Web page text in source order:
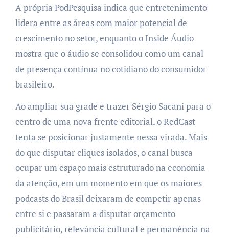
A própria PodPesquisa indica que entretenimento
lidera entre as áreas com maior potencial de
crescimento no setor, enquanto o Inside Áudio
mostra que o áudio se consolidou como um canal
de presença contínua no cotidiano do consumidor
brasileiro.
Ao ampliar sua grade e trazer Sérgio Sacani para o
centro de uma nova frente editorial, o RedCast
tenta se posicionar justamente nessa virada. Mais
do que disputar cliques isolados, o canal busca
ocupar um espaço mais estruturado na economia
da atenção, em um momento em que os maiores
podcasts do Brasil deixaram de competir apenas
entre si e passaram a disputar orçamento
publicitário, relevância cultural e permanência na